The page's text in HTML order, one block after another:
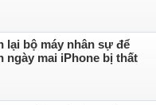
lại bộ máy nhân sự để
ngày mai iPhone bị thất